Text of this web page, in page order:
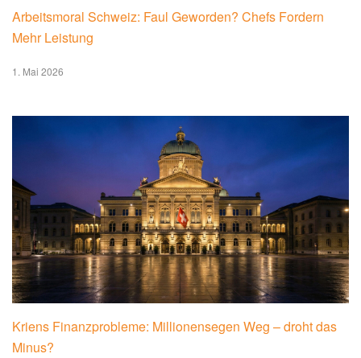
Arbeitsmoral Schweiz: Faul Geworden? Chefs Fordern
Mehr Leistung
1. Mai 2026
Kriens Finanzprobleme: Millionensegen Weg – droht das
Minus?